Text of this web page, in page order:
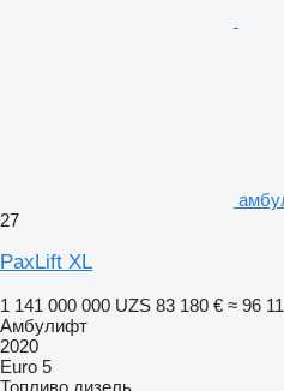
27
PaxLift XL
1 141 000 000 UZS 83 180 € ≈ 96
Амбулифт
2020
Euro 5